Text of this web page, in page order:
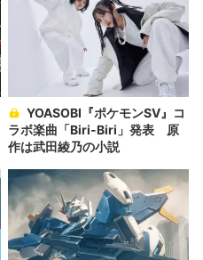
ラボ楽曲「Biri-Biri」発表 原
作は武田綾乃の小説